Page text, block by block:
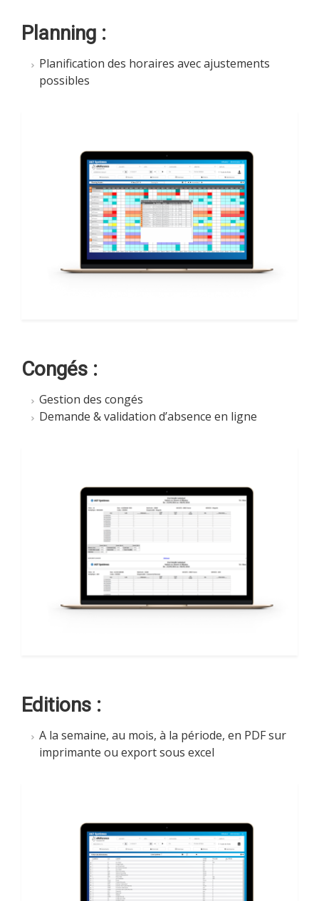
Planning :
Planification des horaires avec ajustements
possibles
Congés :
Gestion des congés
Demande & validation d’absence en ligne
Editions :
A la semaine, au mois, à la période, en PDF sur
imprimante ou export sous excel